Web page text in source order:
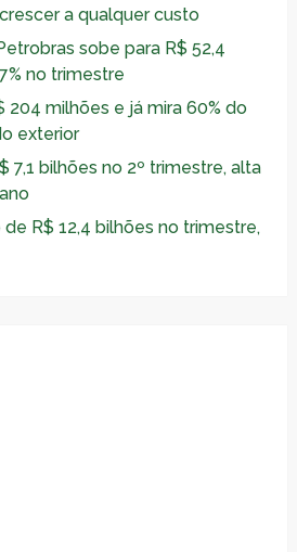
a qualquer custo
sobe para R$ 52,4
no trimestre
204 milhões e já mira 60% do
exterior
7,1 bilhões no 2º trimestre, alta
R$ 12,4 bilhões no trimestre,